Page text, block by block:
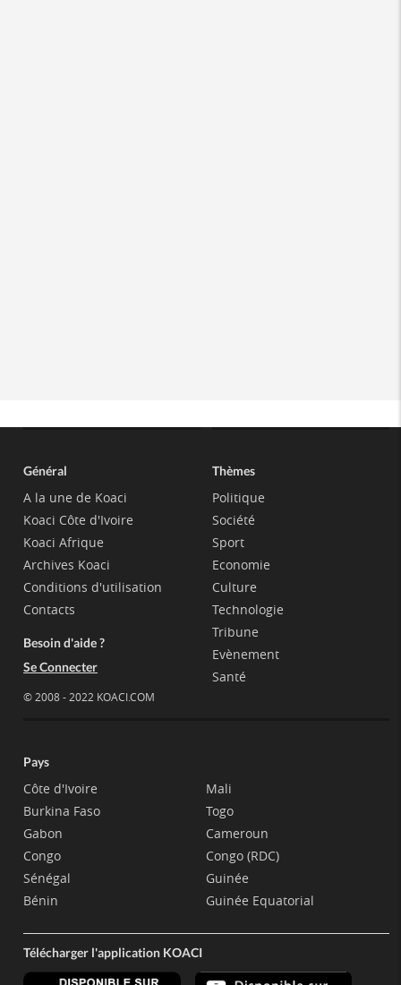
Général
A la une de Koaci
Koaci Côte d'Ivoire
Koaci Afrique
Archives Koaci
Conditions d'utilisation
Contacts
Besoin d'aide ?
Se Connecter
© 2008 - 2022 KOACI.COM
Thèmes
Politique
Société
Sport
Economie
Culture
Technologie
Tribune
Evènement
Santé
Pays
Côte d'Ivoire
Burkina Faso
Gabon
Congo
Sénégal
Bénin
Mali
Togo
Cameroun
Congo (RDC)
Guinée
Guinée Equatorial
Télécharger l'application KOACI